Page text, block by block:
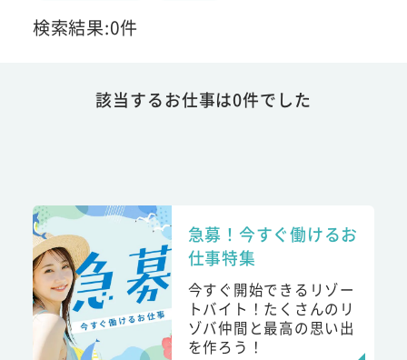
検索結果:0件
該当するお仕事は0件でした
急募！今すぐ働けるお
仕事特集
今すぐ開始できるリゾー
トバイト！たくさんのリ
ゾバ仲間と最高の思い出
を作ろう！